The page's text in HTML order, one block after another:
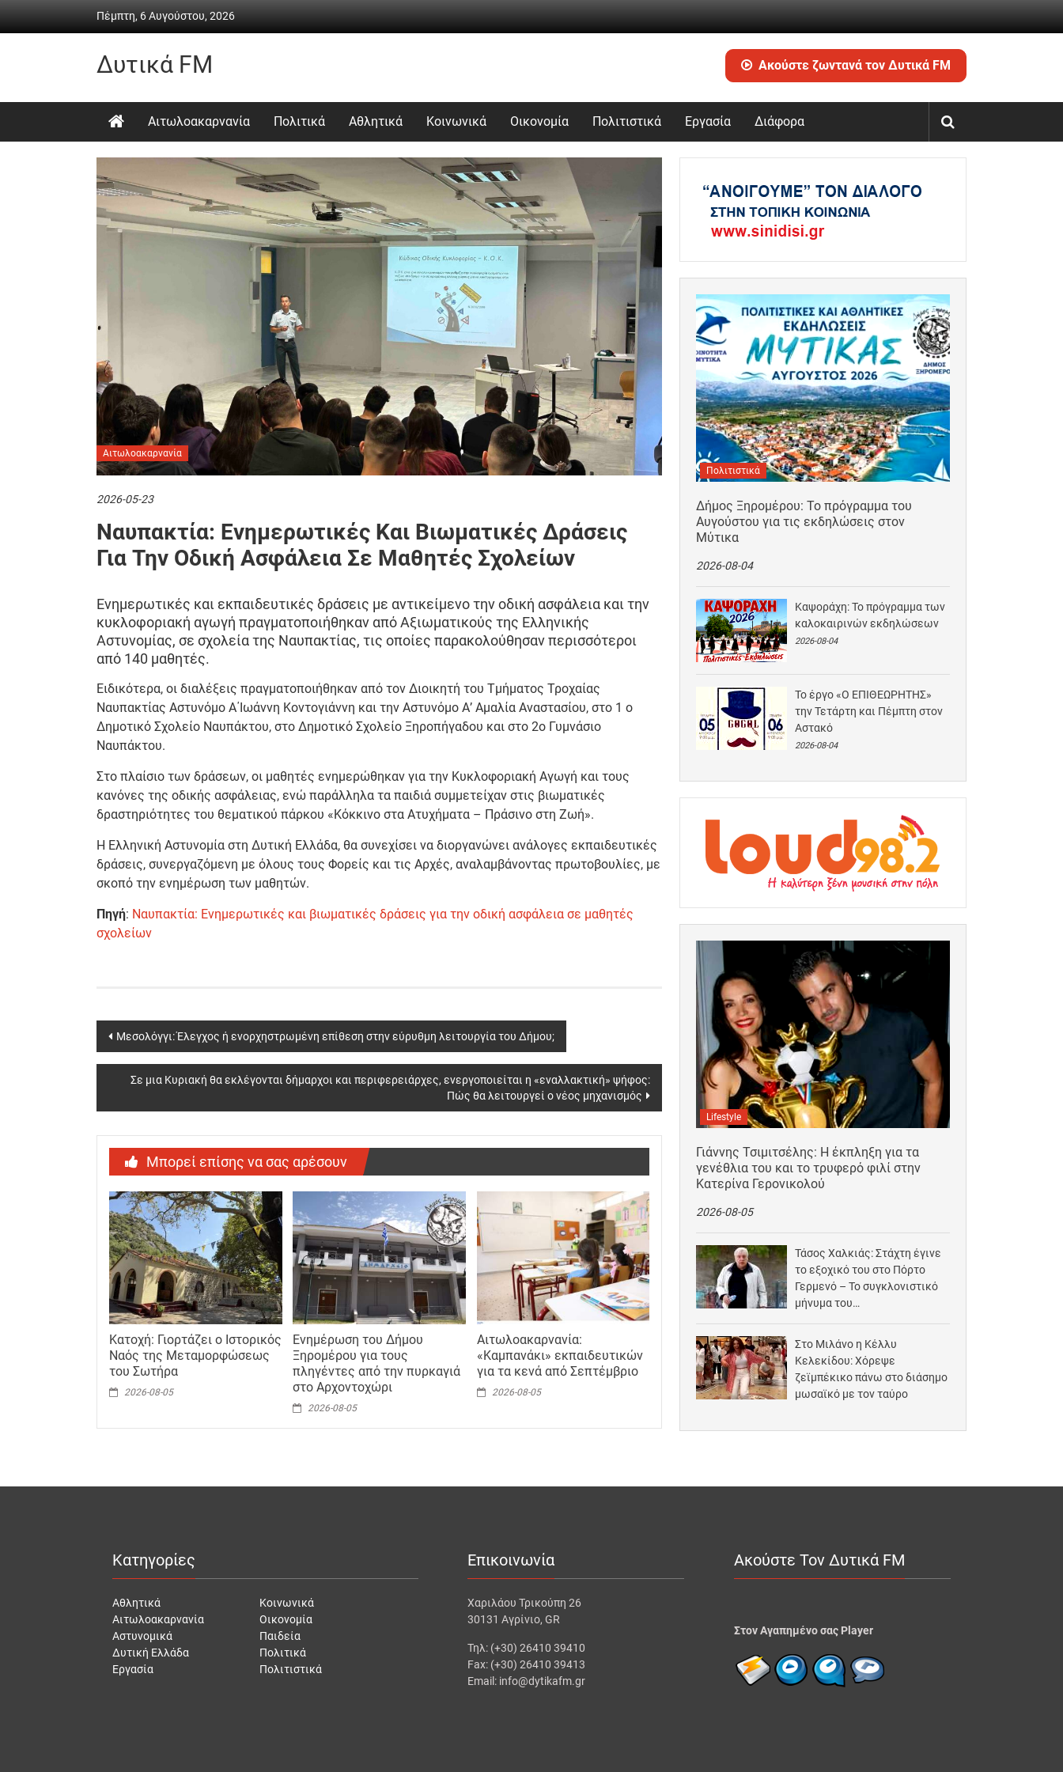
Πέμπτη, 6 Αυγούστου, 2026
Δυτικά FM
Καθημερινή
ψυχαγωγία
Ακούστε ζωντανά τον Δυτικά FM
Αιτωλοακαρνανία Πολιτικά Αθλητικά Κοινωνικά Οικονομία Πολιτιστικά Εργασία Διάφορα
Αιτωλοακαρνανία
2026-05-23
Ναυπακτία: Ενημερωτικές Και Βιωματικές Δράσεις
Για Την Οδική Ασφάλεια Σε Μαθητές Σχολείων
Ενημερωτικές και εκπαιδευτικές δράσεις με αντικείμενο την οδική ασφάλεια και την
κυκλοφοριακή αγωγή πραγματοποιήθηκαν από Αξιωματικούς της Ελληνικής
Αστυνομίας, σε σχολεία της Ναυπακτίας, τις οποίες παρακολούθησαν περισσότεροι
από 140 μαθητές.
Ειδικότερα, οι διαλέξεις πραγματοποιήθηκαν από τον Διοικητή του Τμήματος Τροχαίας
Ναυπακτίας Αστυνόμο Α΄Ιωάννη Κοντογιάννη και την Αστυνόμο Α’ Αμαλία Αναστασίου, στο 1 ο
Δημοτικό Σχολείο Ναυπάκτου, στο Δημοτικό Σχολείο Ξηροπήγαδου και στο 2ο Γυμνάσιο
Ναυπάκτου.
Στο πλαίσιο των δράσεων, οι μαθητές ενημερώθηκαν για την Κυκλοφοριακή Αγωγή και τους
κανόνες της οδικής ασφάλειας, ενώ παράλληλα τα παιδιά συμμετείχαν στις βιωματικές
δραστηριότητες του θεματικού πάρκου «Κόκκινο στα Ατυχήματα – Πράσινο στη Ζωή».
Η Ελληνική Αστυνομία στη Δυτική Ελλάδα, θα συνεχίσει να διοργανώνει ανάλογες εκπαιδευτικές
δράσεις, συνεργαζόμενη με όλους τους Φορείς και τις Αρχές, αναλαμβάνοντας πρωτοβουλίες, με
σκοπό την ενημέρωση των μαθητών.
Πηγή: Ναυπακτία: Ενημερωτικές και βιωματικές δράσεις για την οδική ασφάλεια σε μαθητές
σχολείων
Post
navigation
Μεσολόγγι: Έλεγχος ή ενορχηστρωμένη επίθεση στην εύρυθμη λειτουργία του Δήμου;
Σε μια Κυριακή θα εκλέγονται δήμαρχοι και περιφερειάρχες, ενεργοποιείται η «εναλλακτική» ψήφος:
Πώς θα λειτουργεί ο νέος μηχανισμός
Μπορεί επίσης να σας αρέσουν
Κατοχή: Γιορτάζει ο Ιστορικός
Ναός της Μεταμορφώσεως
του Σωτήρα
2026-08-05
Ενημέρωση του Δήμου
Ξηρομέρου για τους
πληγέντες από την πυρκαγιά
στο Αρχοντοχώρι
2026-08-05
Αιτωλοακαρνανία:
«Καμπανάκι» εκπαιδευτικών
για τα κενά από Σεπτέμβριο
2026-08-05
Πολιτιστικά
Δήμος Ξηρομέρου: Το πρόγραμμα του
Αυγούστου για τις εκδηλώσεις στον
Μύτικα
2026-08-04
Καψοράχη: Το πρόγραμμα των
καλοκαιρινών εκδηλώσεων
2026-08-04
Το έργο «Ο ΕΠΙΘΕΩΡΗΤΗΣ»
την Τετάρτη και Πέμπτη στον
Αστακό
2026-08-04
Lifestyle
Γιάννης Τσιμιτσέλης: Η έκπληξη για τα
γενέθλια του και το τρυφερό φιλί στην
Κατερίνα Γερονικολού
2026-08-05
Τάσος Χαλκιάς: Στάχτη έγινε
το εξοχικό του στο Πόρτο
Γερμενό – Το συγκλονιστικό
μήνυμα του…
Στο Μιλάνο η Κέλλυ
Κελεκίδου: Χόρεψε
ζεϊμπέκικο πάνω στο διάσημο
μωσαϊκό με τον ταύρο
Κατηγορίες
Αθλητικά
Αιτωλοακαρνανία
Αστυνομικά
Δυτική Ελλάδα
Εργασία
Κοινωνικά
Οικονομία
Παιδεία
Πολιτικά
Πολιτιστικά
Επικοινωνία
Χαριλάου Τρικούπη 26
30131 Αγρίνιο, GR
Τηλ: (+30) 26410 39410
Fax: (+30) 26410 39413
Email: info@dytikafm.gr
Ακούστε Τον Δυτικά FM
Στον Αγαπημένο σας Player